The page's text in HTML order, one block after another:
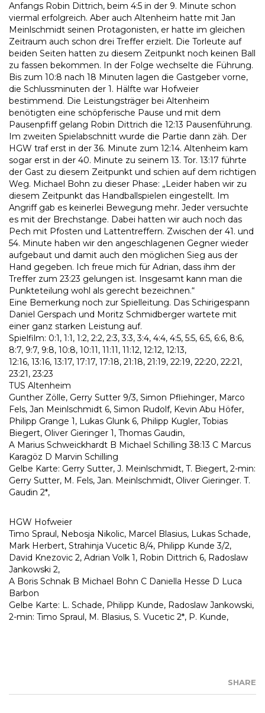
Anfangs Robin Dittrich, beim 4:5 in der 9. Minute schon
viermal erfolgreich. Aber auch Altenheim hatte mit Jan
Meinlschmidt seinen Protagonisten, er hatte im gleichen
Zeitraum auch schon drei Treffer erzielt. Die Torleute auf
beiden Seiten hatten zu diesem Zeitpunkt noch keinen Ball
zu fassen bekommen. In der Folge wechselte die Führung.
Bis zum 10:8 nach 18 Minuten lagen die Gastgeber vorne,
die Schlussminuten der 1. Hälfte war Hofweier
bestimmend. Die Leistungsträger bei Altenheim
benötigten eine schöpferische Pause und mit dem
Pausenpfiff gelang Robin Dittrich die 12:13 Pausenführung.
Im zweiten Spielabschnitt wurde die Partie dann zäh. Der
HGW traf erst in der 36. Minute zum 12:14. Altenheim kam
sogar erst in der 40. Minute zu seinem 13. Tor. 13:17 führte
der Gast zu diesem Zeitpunkt und schien auf dem richtigen
Weg. Michael Bohn zu dieser Phase: „Leider haben wir zu
diesem Zeitpunkt das Handballspielen eingestellt. Im
Angriff gab es keinerlei Bewegung mehr. Jeder versuchte
es mit der Brechstange. Dabei hatten wir auch noch das
Pech mit Pfosten und Lattentreffern. Zwischen der 41. und
54. Minute haben wir den angeschlagenen Gegner wieder
aufgebaut und damit auch den möglichen Sieg aus der
Hand gegeben. Ich freue mich für Adrian, dass ihm der
Treffer zum 23:23 gelungen ist. Insgesamt kann man die
Punkteteilung wohl als gerecht bezeichnen.“
Eine Bemerkung noch zur Spielleitung. Das Schirigespann
Daniel Gerspach und Moritz Schmidberger wartete mit
einer ganz starken Leistung auf.
Spielfilm: 0:1, 1:1, 1:2, 2:2, 2:3, 3:3, 3:4, 4:4, 4:5, 5:5, 6:5, 6:6, 8:6,
8:7, 9:7, 9:8, 10:8, 10:11, 11:11, 11:12, 12:12, 12:13,
12:16, 13:16, 13:17, 17:17, 17:18, 21:18, 21:19, 22:19, 22:20, 22:21,
23:21, 23:23
TUS Altenheim
Gunther Zölle, Gerry Sutter 9/3, Simon Pfliehinger, Marco
Fels, Jan Meinlschmidt 6, Simon Rudolf, Kevin Abu Höfer,
Philipp Grange 1, Lukas Glunk 6, Philipp Kugler, Tobias
Biegert, Oliver Gieringer 1, Thomas Gaudin,
A Marius Schweickhardt B Michael Schilling 38:13 C Marcus
Karagöz D Marvin Schilling
Gelbe Karte: Gerry Sutter, J. Meinlschmidt, T. Biegert, 2-min:
Gerry Sutter, M. Fels, Jan. Meinlschmidt, Oliver Gieringer. T.
Gaudin 2*,
HGW Hofweier
Timo Spraul, Nebosja Nikolic, Marcel Blasius, Lukas Schade,
Mark Herbert, Strahinja Vucetic 8/4, Philipp Kunde 3/2,
David Knezovic 2, Adrian Volk 1, Robin Dittrich 6, Radoslaw
Jankowski 2,
A Boris Schnak B Michael Bohn C Daniella Hesse D Luca
Barbon
Gelbe Karte: L. Schade, Philipp Kunde, Radoslaw Jankowski,
2-min: Timo Spraul, M. Blasius, S. Vucetic 2*, P. Kunde,
SHARE